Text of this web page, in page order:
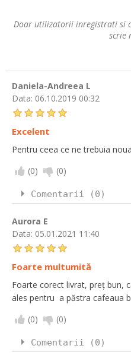
Doar utilizatorii inregistrati si
scrie
Daniela-Andreea L
Data: 06.10.2019 00:32
Excelent
Pentru ceea ce ne trebuia noua
(0) (0)
Comentarii (0)
Aurora E
Data: 05.01.2021 11:40
Foarte multumită
Foarte corect livrat, preţ bun,
ales pentru a păstra cafeaua
(0) (0)
Comentarii (0)